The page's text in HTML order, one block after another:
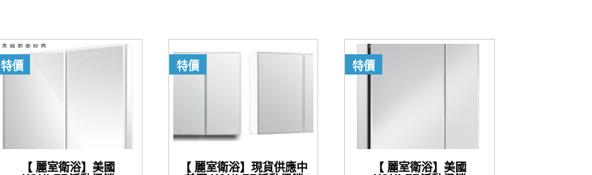
NT$9,100。NT$5,100。
NT$4,100。NT$2,400。
NT$43,700。NT$14,000。
特價
【 麗室衛浴】美國
特價
【 麗室衛浴】現貨供應中
特價
【 麗室衛浴】美國